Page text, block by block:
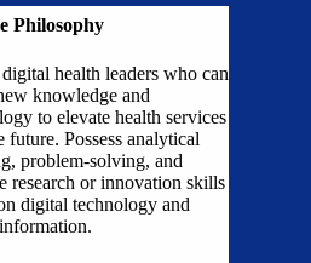
Philosophy
health leaders who can
knowledge and
to elevate health services
future. Possess analytical
problem-solving, and
research or innovation skills
digital technology and